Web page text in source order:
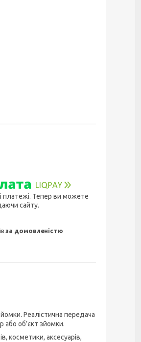
платежі. Тепер ви можете
сайту.
за домовленістю
Реалістична передача
або об’єкт зйомки.
косметики, аксесуарів,